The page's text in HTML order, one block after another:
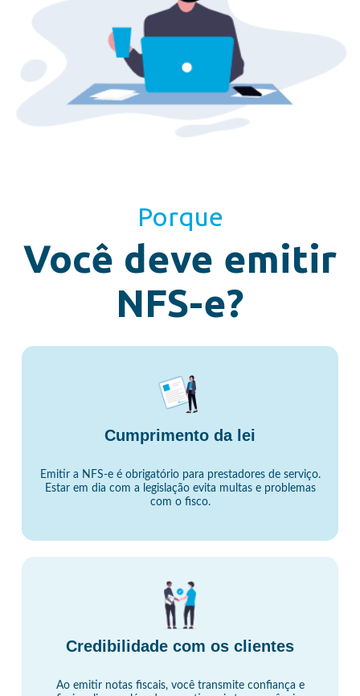
Porque
Você deve emitir
NFS-e?
Cumprimento da lei
Emitir a NFS-e é obrigatório para prestadores de serviço.
Estar em dia com a legislação evita multas e problemas
com o fisco.
Credibilidade com os clientes
Ao emitir notas fiscais, você transmite confiança e